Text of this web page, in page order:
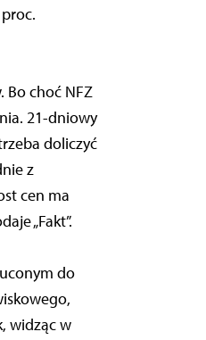
Bo choć NFZ
21-dniowy
doliczyć
z
cen ma
„Fakt”.
do
widząc w